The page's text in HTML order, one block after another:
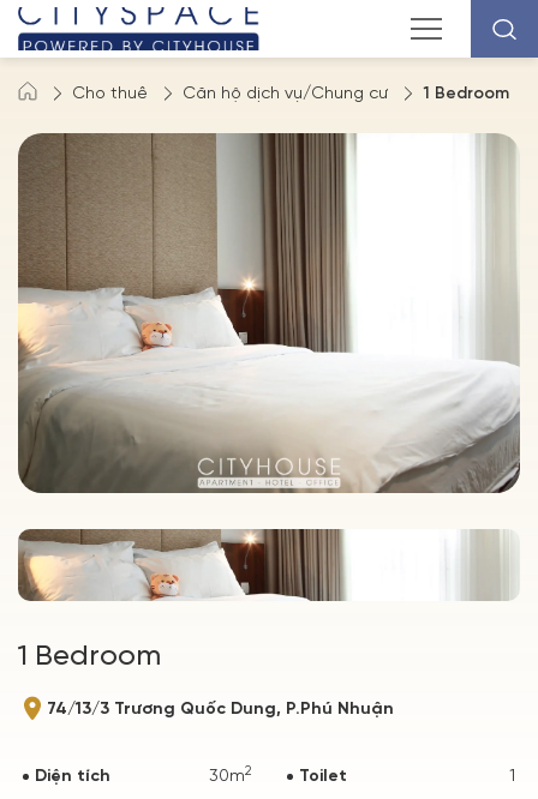
Cho thuê Căn hộ dịch vụ/Chung cư 1 Bedroom
1 Bedroom
74/13/3 Trương Quốc Dung, P.Phú Nhuận
Diện tích 30m2 Toilet 1